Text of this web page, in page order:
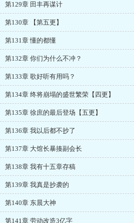
第129章 田丰再谋计
第130章 【第五更】
第131章 懂的都懂
第132章 你们为什么不冲？
第133章 歌好听有用吗？
第134章 终将崩塌的盛世繁荣【四更】
第135章 徐庶的最后登场【五更】
第136章 我以后都不抄了
第137章 大馆长暴揍副会长
第138章 我有十五章存稿
第139章 我真是抄袭的
第140章 东晨大神
第141章 劳动改造3亿字